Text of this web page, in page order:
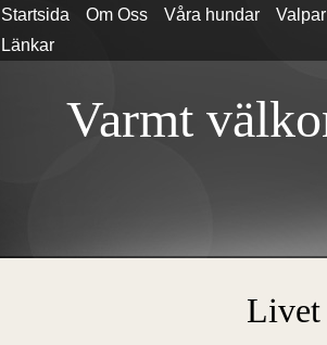
Startsida Om Oss Våra hundar Valpar
Länkar
Varmt
Livet